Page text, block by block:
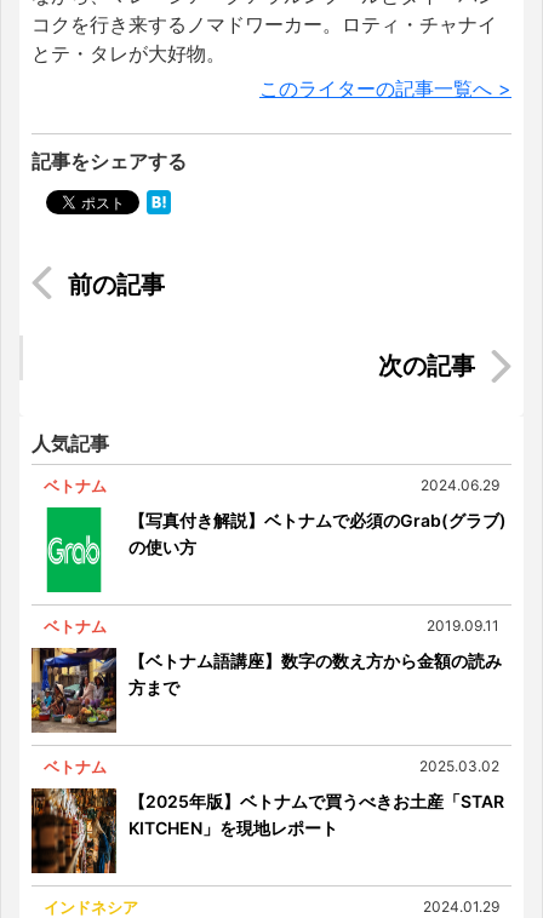
コクを行き来するノマドワーカー。ロティ・チャナイ
とテ・タレが大好物。
このライターの記事一覧へ >
記事をシェアする
英語力を活かせるベトナム求人特集
マレーシア｜親子留学・教育移住経験者にインタ
人気記事
ベトナム 2024.06.29
【写真付き解説】ベトナムで必須のGrab(グラブ)
の使い方
ベトナム 2019.09.11
【ベトナム語講座】数字の数え方から金額の読み
方まで
ベトナム 2025.03.02
【2025年版】ベトナムで買うべきお土産「STAR
KITCHEN」を現地レポート
インドネシア 2024.01.29